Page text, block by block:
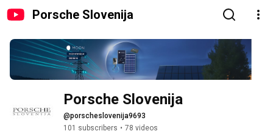
Porsche Slovenija
Porsche Slovenija
@porscheslovenija9693
101 subscribers • 78 videos